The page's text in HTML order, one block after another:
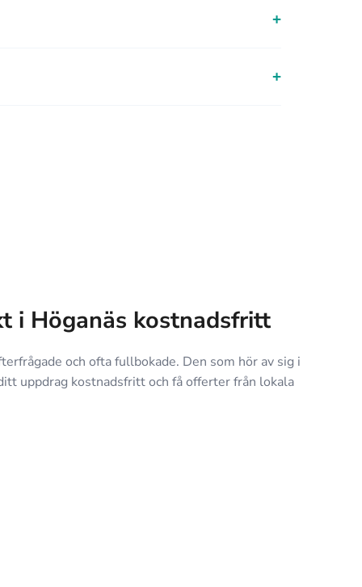
+
+
i Höganäs kostnadsfritt
och ofta fullbokade. Den som hör av sig i
uppdrag kostnadsfritt och få offerter från lokala